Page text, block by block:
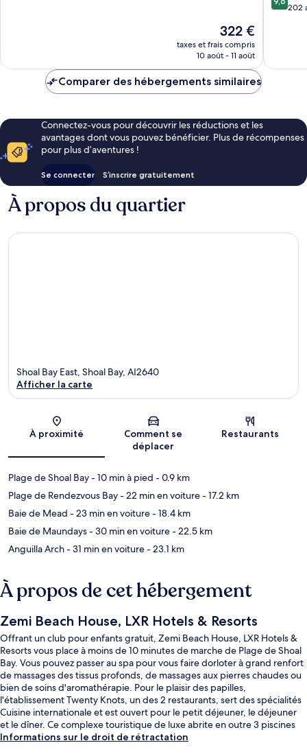
Le
nouveau
prix
de
322 €
taxes et frais compris
10 août - 11 août
Bay
sur 202
Comparer des hébergements similaires
Connectez-vous pour découvrir les réductions et les
avantages dont vous pouvez bénéficier. Plus de récompenses
pour plus d’aventures !
Se connecter S’inscrire gratuitement
À propos du quartier
Carte
Shoal Bay East, Shoal Bay, AI2640
Afficher la carte
À proximité
Comment se
déplacer
Restaurants
Plage de Shoal Bay- 10 min à pied - 0.9 km
Plage de Rendezvous Bay- 22 min en voiture- 17.2 km
Baie de Mead - 23 min en voiture- 18.4 km
Baie de Maundays- 30 min en voiture- 22.5 km
Anguilla Arch- 31 min en voiture- 23.1 km
À propos de cet hébergement
Zemi Beach House, LXR Hotels & Resorts
Offrant un club pour enfants gratuit, Zemi Beach House, LXR Hotels &
Resorts vous place à moins de 10 minutes de marche de Plage de Shoal
Bay. Vous pouvez passer au spa pour vous faire dorloter à grand renfort
de massages des tissus profonds, de massages aux pierres chaudes ou
bien de soins d'aromathérapie. Pour le plaisir des papilles,
l'établissement Twenty Knots, un des 2 restaurants, sert des spécialités
Cuisine internationale et est ouvert pour le petit déjeuner, le déjeuner
et le dîner. Ce complexe touristique de luxe abrite en outre 3 piscines
extérieures, un bar à la plage et un centre de remise en forme. Les
Informations sur le droit de rétractation